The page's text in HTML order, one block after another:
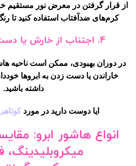
از قرار گرفتن در معرض نور مستقیم
کرم‌های ضدآفتاب استفاده کنید تا
4. اجتناب از خارش یا
در دوران بهبودی، ممکن است ناحیه
خاراندن یا دست زدن به ابروها
داشته باشید.
ایا دوست دارید در مورد
انواع هاشور ابرو:
میکروبلیدینگ،